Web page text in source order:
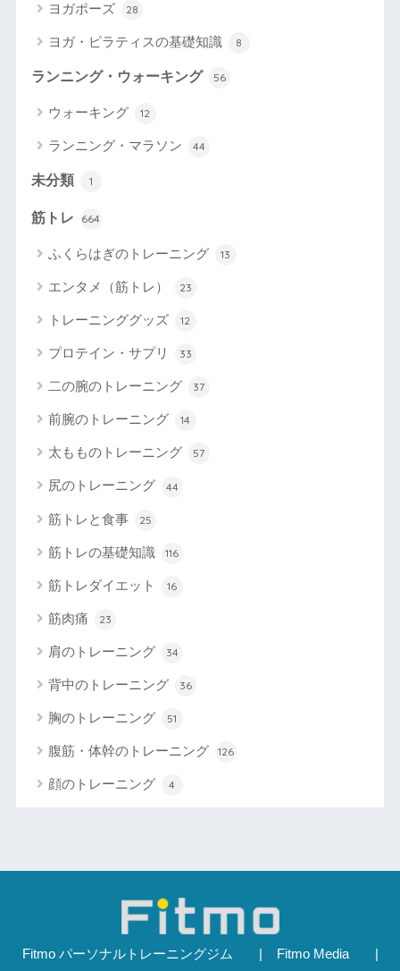
ヨガポーズ 28
ヨガ・ピラティスの基礎知識 8
ランニング・ウォーキング 56
ウォーキング 12
ランニング・マラソン 44
未分類 1
筋トレ 664
ふくらはぎのトレーニング 13
エンタメ（筋トレ） 23
トレーニンググッズ 12
プロテイン・サプリ 33
二の腕のトレーニング 37
前腕のトレーニング 14
太もものトレーニング 57
尻のトレーニング 44
筋トレと食事 25
筋トレの基礎知識 116
筋トレダイエット 16
筋肉痛 23
肩のトレーニング 34
背中のトレーニング 36
胸のトレーニング 51
腹筋・体幹のトレーニング 126
顔のトレーニング 4
Fitmo パーソナルトレーニングジム
Fitmo Media